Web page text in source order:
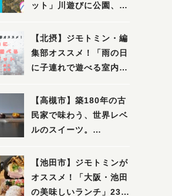
ット」川遊びに公園、プ
吹田・茨木・高槻）
【北摂】ジモトミン・編
集部オススメ！「雨の日
に子連れで遊べる室内ス
箕面・吹田・豊中・茨
木・池田）
【高槻市】築180年の古
民家で味わう、世界レベ
ルのスイーツ。
月3日にオープン！（教
えたい/教えて）
【池田市】ジモトミンが
オススメ！「大阪・池田
の美味しいランチ」23